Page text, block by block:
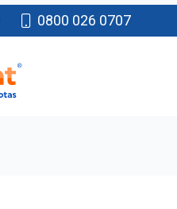
0800 026 0707